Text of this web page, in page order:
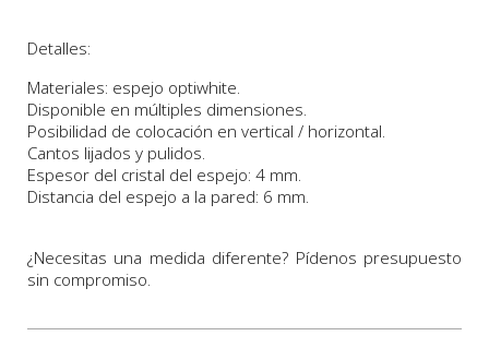
Detalles:
Materiales: espejo optiwhite.
Disponible en múltiples dimensiones.
Posibilidad de colocación en vertical / horizontal.
Cantos lijados y pulidos.
Espesor del cristal del espejo: 4 mm.
Distancia del espejo a la pared: 6 mm.
¿Necesitas una medida diferente? Pídenos presupuesto
sin compromiso.